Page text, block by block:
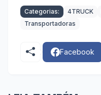
Categorias: 4TRUCK
Transportadoras
Facebook